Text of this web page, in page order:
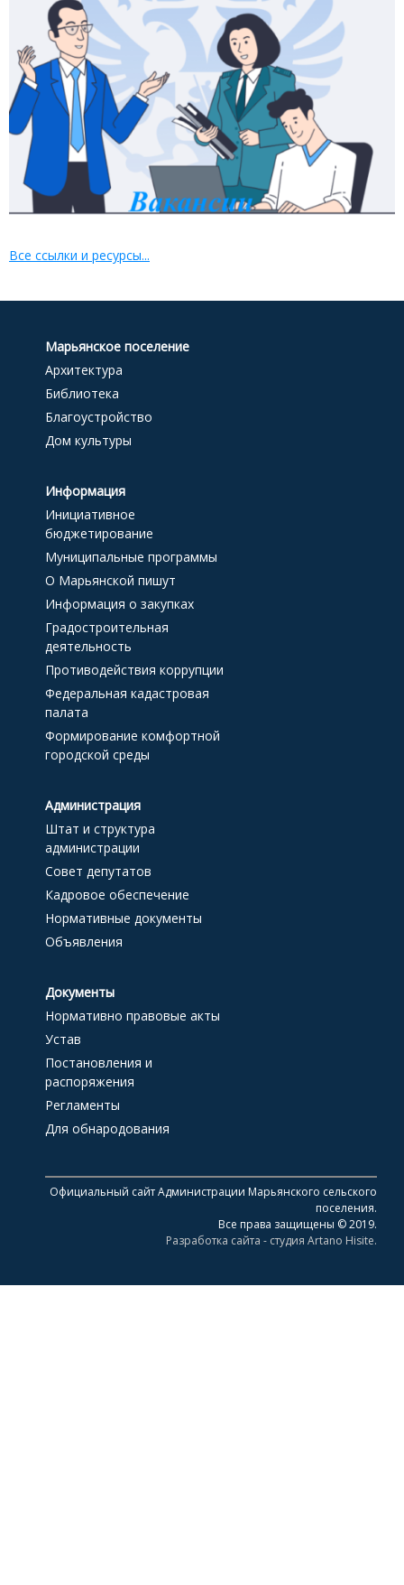
Все ссылки и ресурсы...
Марьянское поселение
Архитектура
Библиотека
Благоустройство
Дом культуры
Информация
Инициативное
бюджетирование
Муниципальные программы
О Марьянской пишут
Информация о закупках
Градостроительная
деятельность
Противодействия коррупции
Федеральная кадастровая
палата
Формирование комфортной
городской среды
Администрация
Штат и структура
администрации
Совет депутатов
Кадровое обеспечение
Нормативные документы
Объявления
Документы
Нормативно правовые акты
Устав
Постановления и
распоряжения
Регламенты
Для обнародования
Официальный сайт Администрации Марьянского сельского
поселения.
Все права защищены © 2019.
Разработка сайта - студия Artano Hisite.